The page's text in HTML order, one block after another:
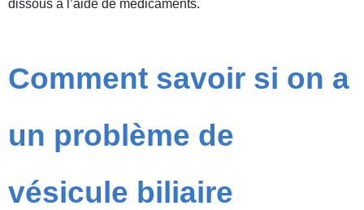
dissous à l’aide de médicaments.
Comment savoir si on a
un problème de
vésicule biliaire